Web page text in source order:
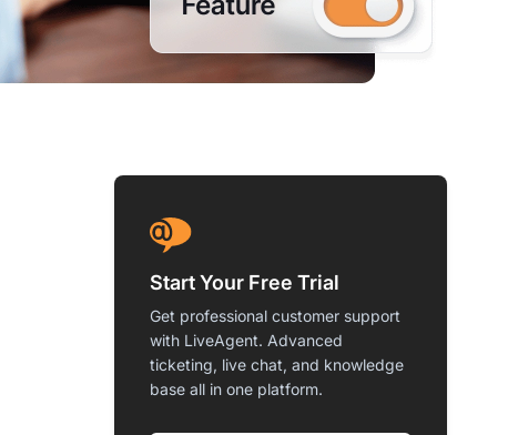
Start Your Free Trial
Get professional customer support
with LiveAgent. Advanced
ticketing, live chat, and knowledge
base all in one platform.